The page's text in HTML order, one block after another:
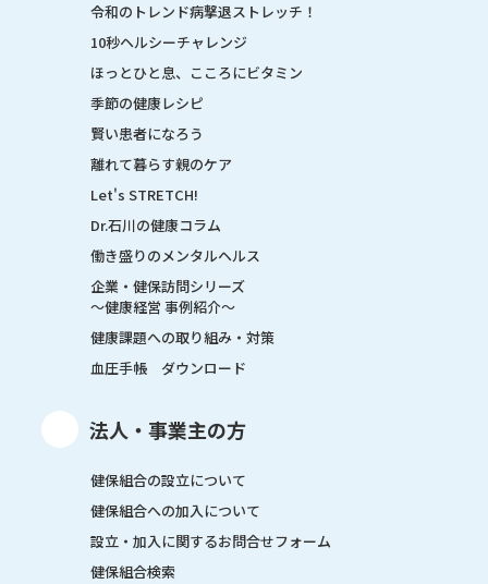
令和のトレンド病撃退ストレッチ！
10秒ヘルシーチャレンジ
ほっとひと息、こころにビタミン
季節の健康レシピ
賢い患者になろう
離れて暮らす親のケア
Let's STRETCH!
Dr.石川の健康コラム
働き盛りのメンタルヘルス
企業・健保訪問シリーズ
～健康経営 事例紹介～
健康課題への取り組み・対策
血圧手帳 ダウンロード
法人・事業主の方
健保組合の設立について
健保組合への加入について
設立・加入に関するお問合せフォーム
健保組合検索